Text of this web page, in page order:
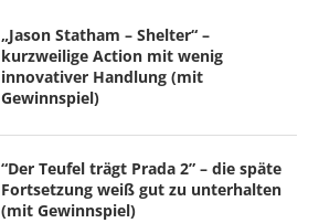
„Jason Statham – Shelter“ –
kurzweilige Action mit wenig
innovativer Handlung (mit
Gewinnspiel)
“Der Teufel trägt Prada 2” – die späte
Fortsetzung weiß gut zu unterhalten
(mit Gewinnspiel)